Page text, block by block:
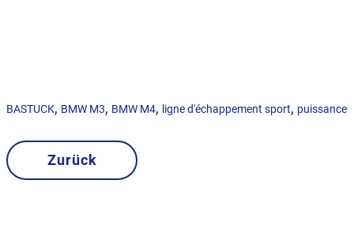
BASTUCK, BMW M3, BMW M4, ligne d'échappement sport, puissance
Zurück